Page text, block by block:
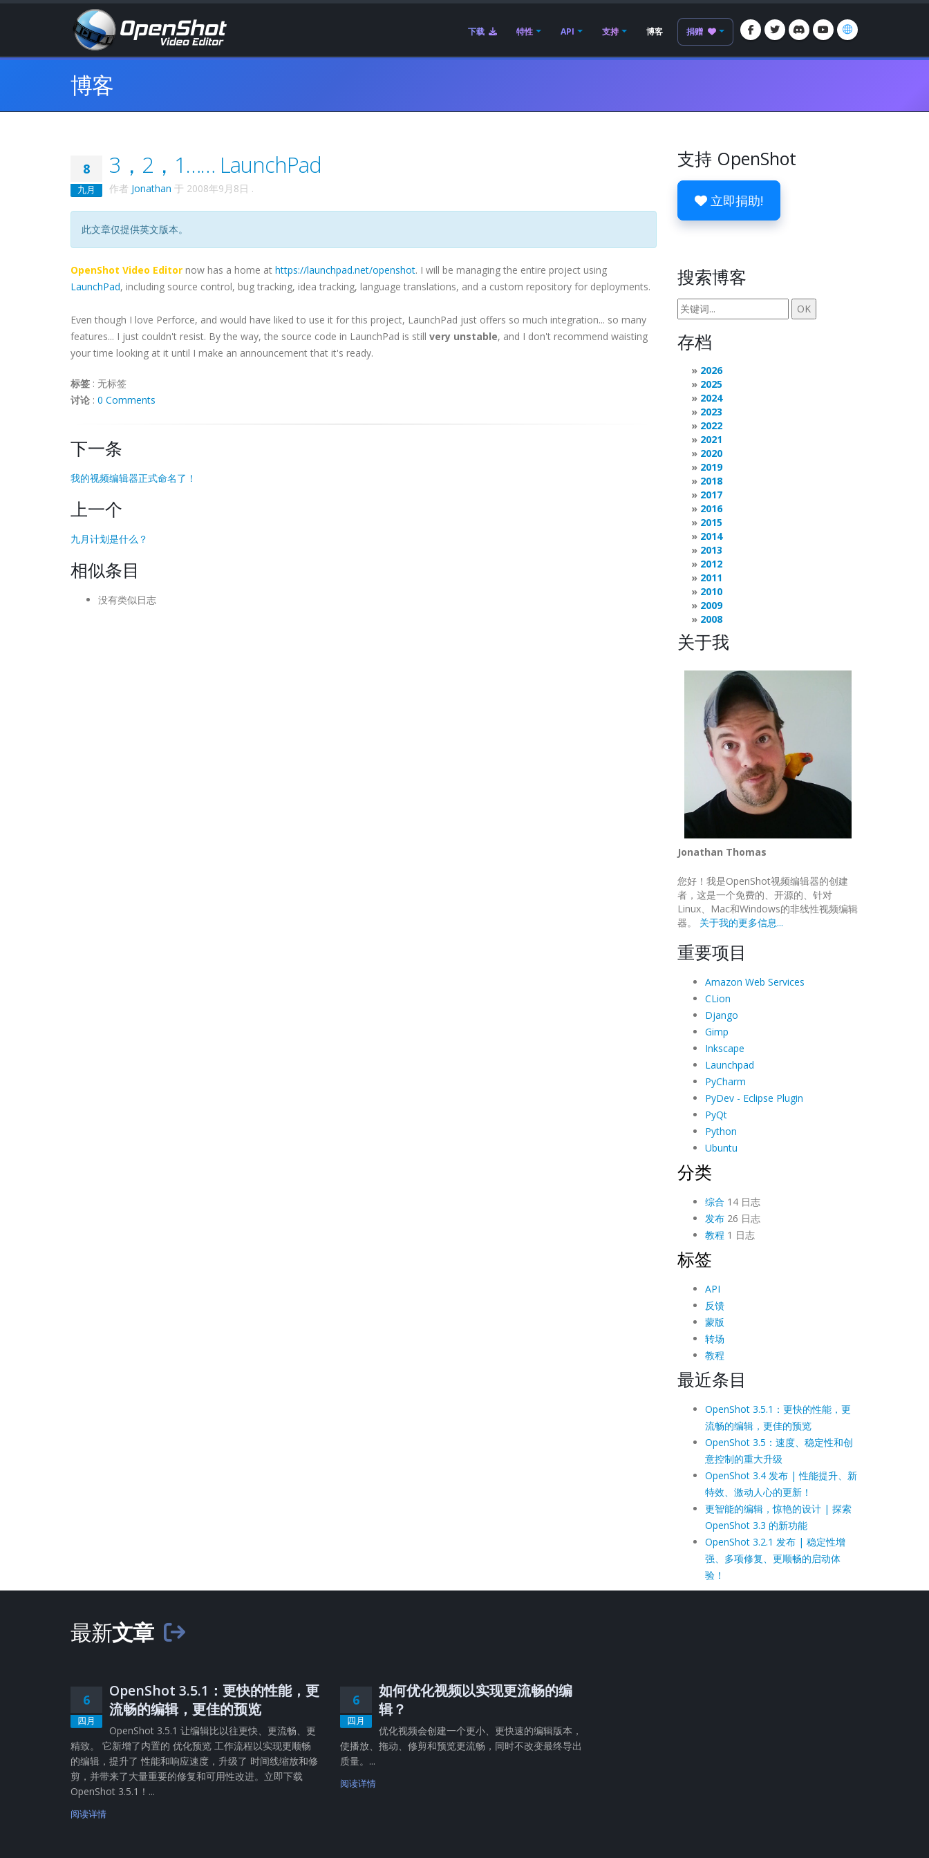
下载 特性 API 支持 博客 捐赠
博客
8
九月
3，2，1…… LaunchPad
作者 Jonathan 于 2008年9月8日 .
此文章仅提供英文版本。
OpenShot Video Editor now has a home at https://launchpad.net/openshot. I will be managing the entire project using
LaunchPad, including source control, bug tracking, idea tracking, language translations, and a custom repository for deployments.
Even though I love Perforce, and would have liked to use it for this project, LaunchPad just offers so much integration... so many
features... I just couldn't resist. By the way, the source code in LaunchPad is still very unstable, and I don't recommend waisting
your time looking at it until I make an announcement that it's ready.
标签 : 无标签
讨论 : 0 Comments
下一条
我的视频编辑器正式命名了！
上一个
九月计划是什么？
相似条目
没有类似日志
支持 OpenShot
立即捐助!
搜索博客
存档
2026
2025
2024
2023
2022
2021
2020
2019
2018
2017
2016
2015
2014
2013
2012
2011
2010
2009
2008
关于我
Jonathan Thomas
您好！我是OpenShot视频编辑器的创建
者，这是一个免费的、开源的、针对
Linux、Mac和Windows的非线性视频编辑
器。 关于我的更多信息...
重要项目
Amazon Web Services
CLion
Django
Gimp
Inkscape
Launchpad
PyCharm
PyDev - Eclipse Plugin
PyQt
Python
Ubuntu
分类
综合 14 日志
发布26 日志
教程 1 日志
标签
API
反馈
蒙版
转场
教程
最近条目
OpenShot 3.5.1：更快的性能，更
流畅的编辑，更佳的预览
OpenShot 3.5：速度、稳定性和创
意控制的重大升级
OpenShot 3.4 发布 | 性能提升、新
特效、激动人心的更新！
更智能的编辑，惊艳的设计 | 探索
OpenShot 3.3 的新功能
OpenShot 3.2.1 发布 | 稳定性增
强、多项修复、更顺畅的启动体
验！
最新文章
6
四月
OpenShot 3.5.1：更快的性能，更
流畅的编辑，更佳的预览
OpenShot 3.5.1 让编辑比以往更快、更流畅、更
精致。 它新增了内置的 优化预览 工作流程以实现更顺畅
的编辑，提升了 性能和响应速度，升级了 时间线缩放和修
剪，并带来了大量重要的修复和可用性改进。立即下载
OpenShot 3.5.1！...
阅读详情
6
四月
如何优化视频以实现更流畅的编
辑？
优化视频会创建一个更小、更快速的编辑版本，
使播放、拖动、修剪和预览更流畅，同时不改变最终导出
质量。...
阅读详情